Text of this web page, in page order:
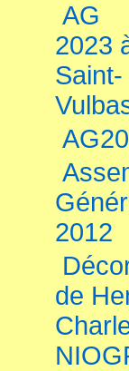
AG
2023
Saint-
2012
de